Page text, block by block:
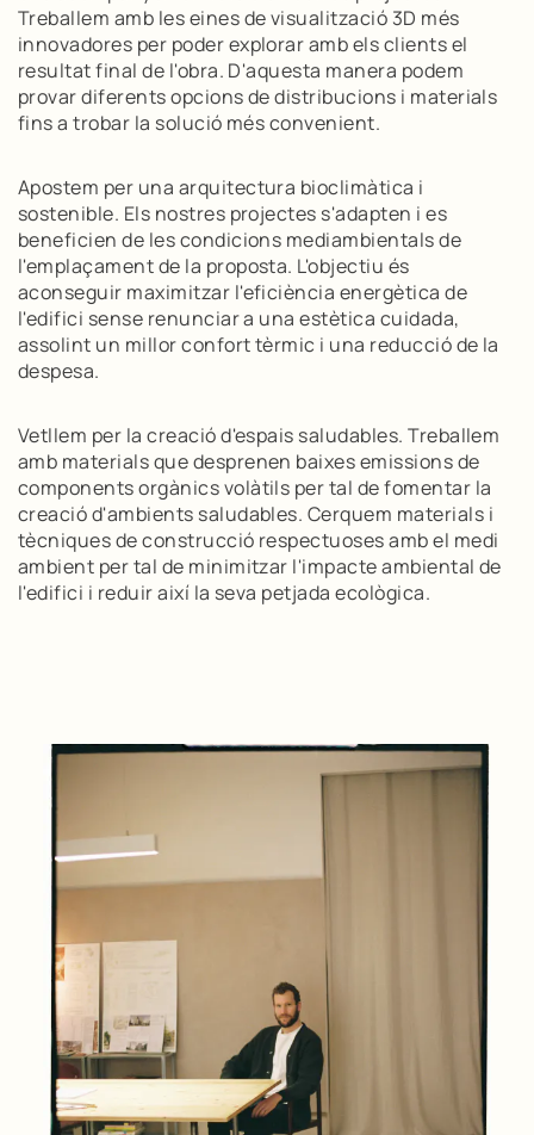
Treballem amb les eines de visualització 3D més
innovadores per poder explorar amb els clients el
resultat final de l'obra. D'aquesta manera podem
provar diferents opcions de distribucions i materials
fins a trobar la solució més convenient.
Apostem per una arquitectura bioclimàtica i
sostenible. Els nostres projectes s'adapten i es
beneficien de les condicions mediambientals de
l'emplaçament de la proposta. L'objectiu és
aconseguir maximitzar l'eficiència energètica de
l'edifici sense renunciar a una estètica cuidada,
assolint un millor confort tèrmic i una reducció de la
despesa.
Vetllem per la creació d'espais saludables. Treballem
amb materials que desprenen baixes emissions de
components orgànics volàtils per tal de fomentar la
creació d'ambients saludables. Cerquem materials i
tècniques de construcció respectuoses amb el medi
ambient per tal de minimitzar l'impacte ambiental de
l'edifici i reduir així la seva petjada ecològica.